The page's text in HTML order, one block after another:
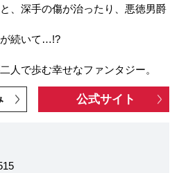
、深手の傷が治ったり、悪徳男爵
続いて…!?
人で歩む幸せなファンタジー。
公式サイト
）